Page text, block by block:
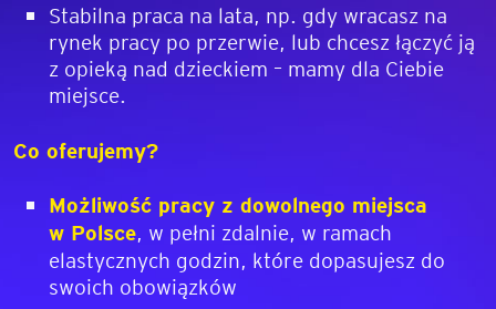
Stabilna praca na lata, np. gdy wracasz na
rynek pracy po przerwie, lub chcesz łączyć ją
z opieką nad dzieckiem – mamy dla Ciebie
miejsce.
Co oferujemy?
Możliwość pracy z dowolnego miejsca
w Polsce, w pełni zdalnie, w ramach
elastycznych godzin, które dopasujesz do
swoich obowiązków